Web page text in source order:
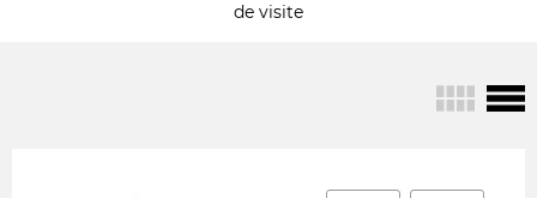
de visite